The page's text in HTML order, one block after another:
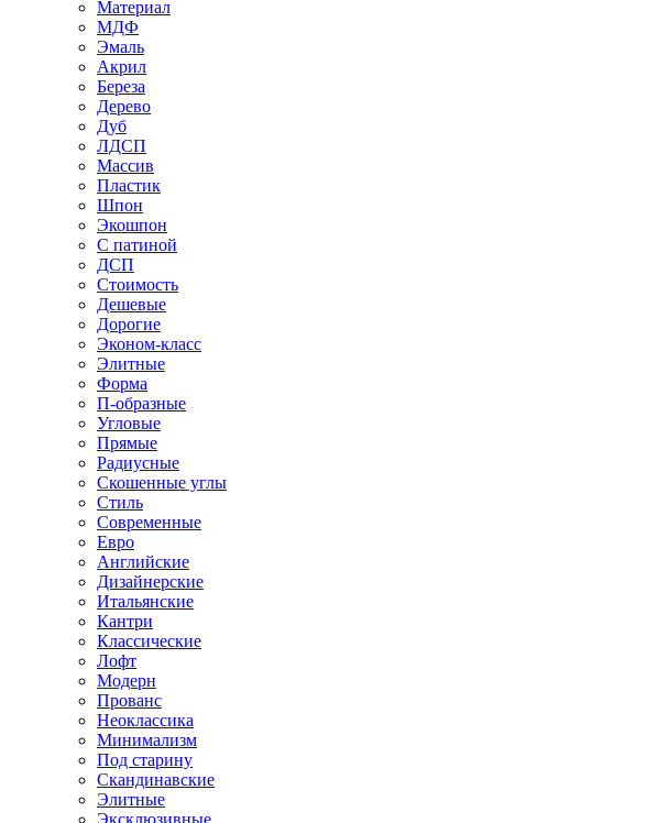
Материал
МДФ
Эмаль
Акрил
Береза
Дерево
Дуб
ЛДСП
Массив
Пластик
Шпон
Экошпон
С патиной
ДСП
Стоимость
Дешевые
Дорогие
Эконом-класс
Элитные
Форма
П-образные
Угловые
Прямые
Радиусные
Скошенные углы
Стиль
Современные
Евро
Английские
Дизайнерские
Итальянские
Кантри
Классические
Лофт
Модерн
Прованс
Неоклассика
Минимализм
Под старину
Скандинавские
Элитные
Эксклюзивные